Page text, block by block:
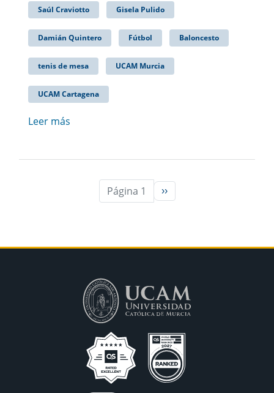
Saúl Craviotto Gisela Pulido
Damián Quintero Fútbol Baloncesto
tenis de mesa UCAM Murcia
UCAM Cartagena
Leer más
Página 1 Siguiente página
››